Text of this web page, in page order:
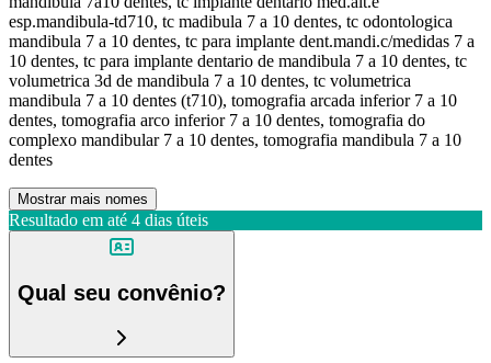
esp.mandibula-td710, tc madibula 7 a 10 dentes, tc odontologica
mandibula 7 a 10 dentes, tc para implante dent.mandi.c/medidas 7 a
10 dentes, tc para implante dentario de mandibula 7 a 10 dentes, tc
volumetrica 3d de mandibula 7 a 10 dentes, tc volumetrica
mandibula 7 a 10 dentes (t710), tomografia arcada inferior 7 a 10
dentes, tomografia arco inferior 7 a 10 dentes, tomografia do
complexo mandibular 7 a 10 dentes, tomografia mandibula 7 a 10
dentes
Mostrar mais nomes
Resultado em até 4 dias úteis
Qual seu convênio?